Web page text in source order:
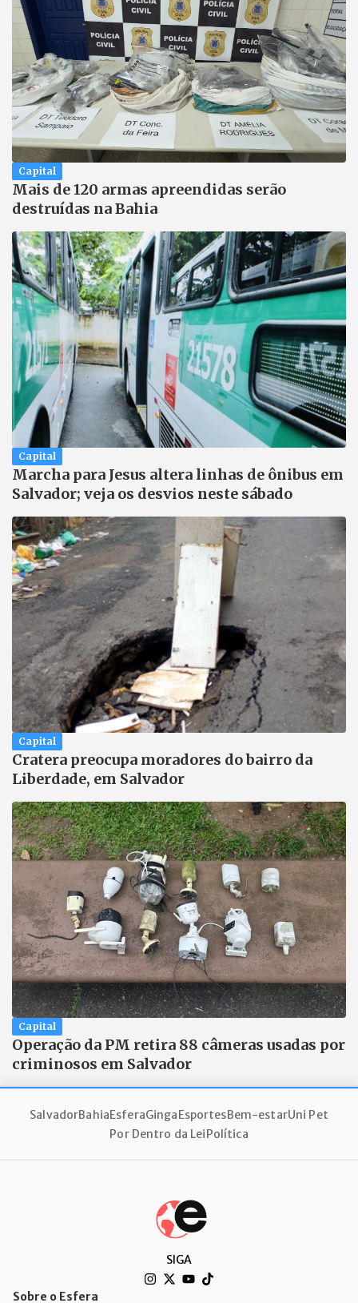
Capital
Mais de 120 armas apreendidas serão
destruídas na Bahia
Capital
Marcha para Jesus altera linhas de ônibus em
Salvador; veja os desvios neste sábado
Capital
Cratera preocupa moradores do bairro da
Liberdade, em Salvador
Capital
Operação da PM retira 88 câmeras usadas por
criminosos em Salvador
SalvadorBahiaEsferaGingaEsportesBem-estarUni Pet
Por Dentro da LeiPolítica
SIGA
Sobre o Esfera